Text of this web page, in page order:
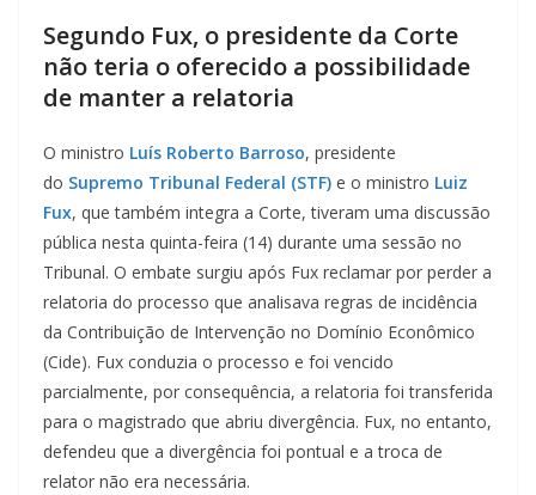
Segundo Fux, o presidente da Corte
não teria o oferecido a possibilidade
de manter a relatoria
O ministro Luís Roberto Barroso, presidente
do Supremo Tribunal Federal (STF) e o ministro Luiz
Fux, que também integra a Corte, tiveram uma discussão
pública nesta quinta-feira (14) durante uma sessão no
Tribunal. O embate surgiu após Fux reclamar por perder a
relatoria do processo que analisava regras de incidência
da Contribuição de Intervenção no Domínio Econômico
(Cide). Fux conduzia o processo e foi vencido
parcialmente, por consequência, a relatoria foi transferida
para o magistrado que abriu divergência. Fux, no entanto,
defendeu que a divergência foi pontual e a troca de
relator não era necessária.